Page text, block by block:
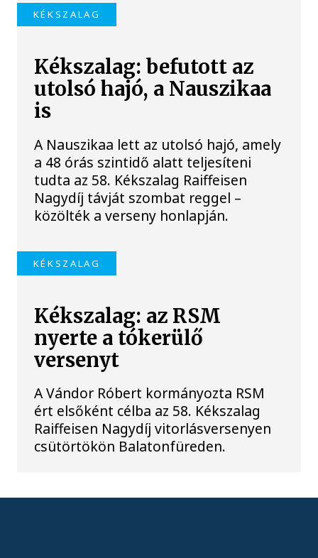
KÉKSZALAG
Kékszalag: befutott az
utolsó hajó, a Nauszikaa
is
A Nauszikaa lett az utolsó hajó, amely
a 48 órás szintidő alatt teljesíteni
tudta az 58. Kékszalag Raiffeisen
Nagydíj távját szombat reggel –
közölték a verseny honlapján.
KÉKSZALAG
Kékszalag: az RSM
nyerte a tókerülő
versenyt
A Vándor Róbert kormányozta RSM
ért elsőként célba az 58. Kékszalag
Raiffeisen Nagydíj vitorlásversenyen
csütörtökön Balatonfüreden.